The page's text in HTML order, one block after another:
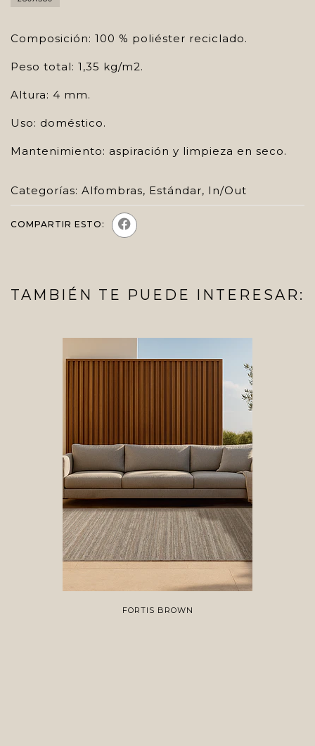
Composición: 100 % poliéster reciclado.
Peso total: 1,35 kg/m2.
Altura: 4 mm.
Uso: doméstico.
Mantenimiento: aspiración y limpieza en seco.
Categorías: Alfombras, Estándar, In/Out
COMPARTIR ESTO:
TAMBIÉN TE PUEDE INTERESAR:
FORTIS BROWN